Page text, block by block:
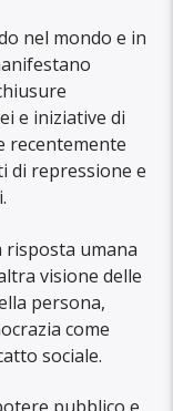
nel mondo e in
e iniziative di
recentemente
di repressione e
risposta umana
visione delle
persona,
come
sociale.